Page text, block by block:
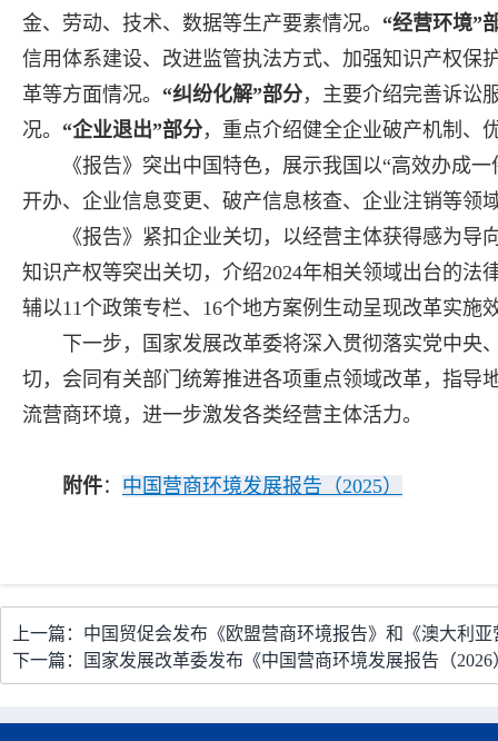
金、劳动、技术、数据等生产要素情况。 “经营环境”
信用体系建设、改进监管执法方式、加强知识产权保
革等方面情况。 “纠纷化解”部分，主要介绍完善诉讼
况。 “企业退出”部分，重点介绍健全企业破产机制、
《报告》突出中国特色，展示我国以“高效办成一
开办、企业信息变更、破产信息核查、企业注销等领
《报告》紧扣企业关切，以经营主体获得感为导
知识产权等突出关切，介绍2024年相关领域出台的
辅以11个政策专栏、16个地方案例生动呈现改革实施
下一步，国家发展改革委将深入贯彻落实党中央
切，会同有关部门统筹推进各项重点领域改革，指导
流营商环境，进一步激发各类经营主体活力。
附件： 中国营商环境发展报告（2025）
上一篇：中国贸促会发布《欧盟营商环境报告》和《澳大利
下一篇：国家发展改革委发布《中国营商环境发展报告（2026